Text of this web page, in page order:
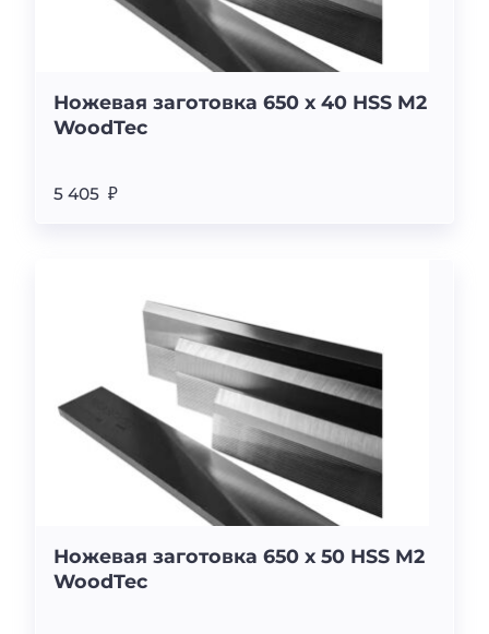
Ножевая заготовка 650 x 40 HSS M2
WoodTec
5 405 ₽
Ножевая заготовка 650 x 50 HSS M2
WoodTec